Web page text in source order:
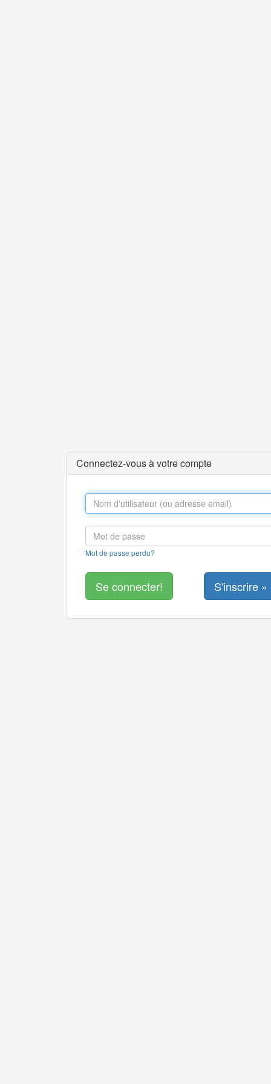
Connectez-vous à votre compte
Mot de passe perdu?
S'inscrire »